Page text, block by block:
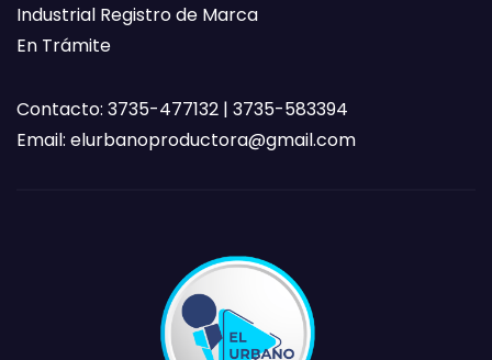
Industrial Registro de Marca
En Trámite
Contacto: 3735-477132 | 3735-583394
Email: elurbanoproductora@gmail.com